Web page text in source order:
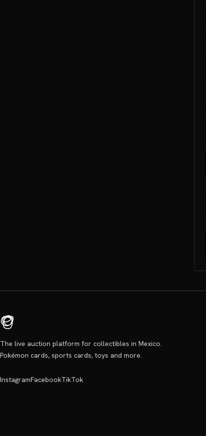
The live auction platform for collectibles in Mexico.
Pokémon cards, sports cards, toys and more.
InstagramFacebookTikTok